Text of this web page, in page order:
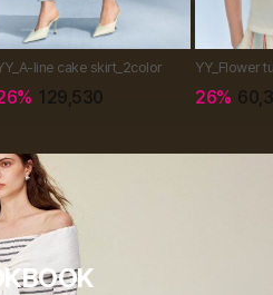
line cake skirt_2color
129,530
YY_Flower
26%